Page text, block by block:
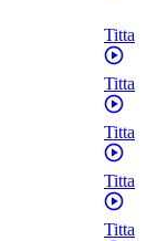
Titta
Titta
Titta
Titta
Titta